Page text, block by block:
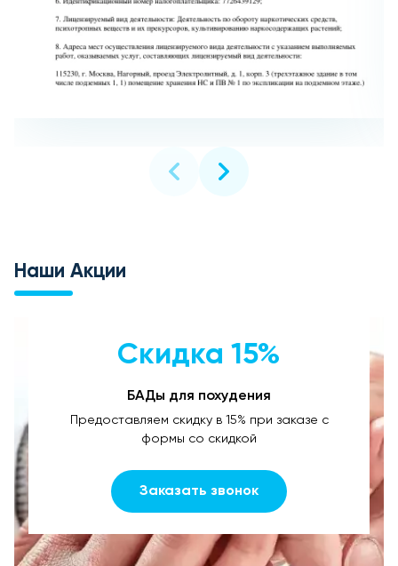
Наши Акции
Скидка 15%
БАДы для похудения
Предоставляем скидку в 15% при заказе с
формы со скидкой
Заказать звонок